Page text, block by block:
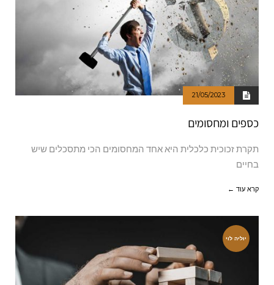
21/05/2023
כספים ומחסומים
תקרת זכוכית כלכלית היא אחד המחסומים הכי מתסכלים שיש
בחיים
קרא עוד ←
יוליה לוי